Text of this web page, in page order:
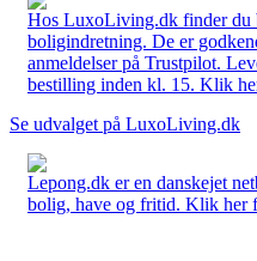
Hos LuxoLiving.dk finder du
boligindretning. De er
anmeldelser på Trustpilot.
bestilling inden kl. 15. Klik
Se udvalget på LuxoLiving.dk
Lepong.dk er en danskejet
bolig, have og fritid. Klik her